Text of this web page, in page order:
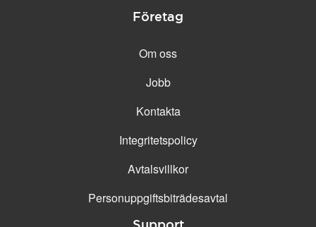
Företag
Om oss
Jobb
Kontakta
Integritetspolicy
Avtalsvillkor
Personuppgifts­biträdesavtal